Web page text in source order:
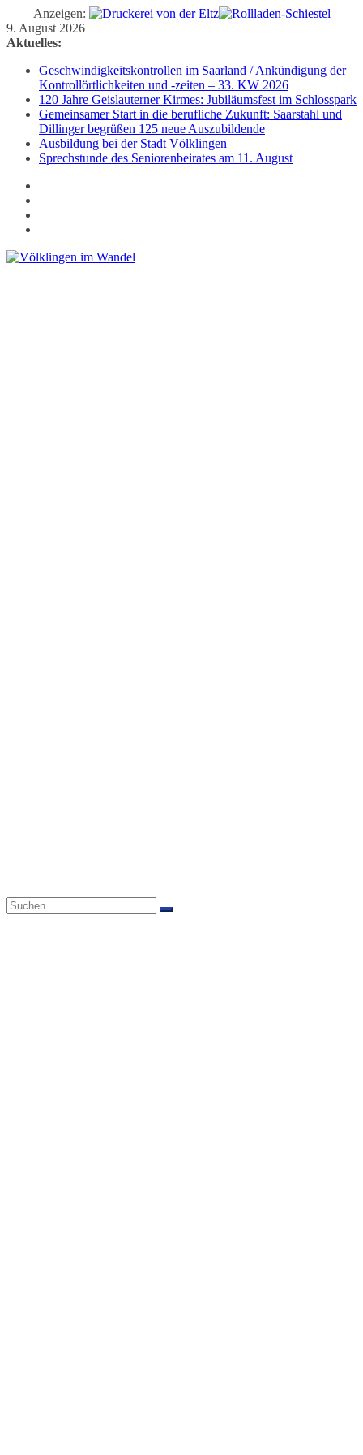
Anzeigen:
Zum
Inhalt
9. August 2026
Aktuelles:
Geschwindigkeitskontrollen im Saarland / Ankündigung der
Kontrollörtlichkeiten und -zeiten – 33. KW 2026
120 Jahre Geislauterner Kirmes: Jubiläumsfest im Schlosspark
Gemeinsamer Start in die berufliche Zukunft: Saarstahl und
Dillinger begrüßen 125 neue Auszubildende
Ausbildung bei der Stadt Völklingen
Sprechstunde des Seniorenbeirates am 11. August